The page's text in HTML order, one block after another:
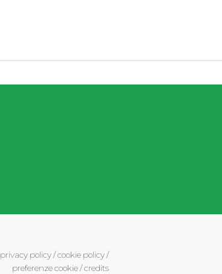
privacy policy/cookie policy/
preferenze cookie/credits